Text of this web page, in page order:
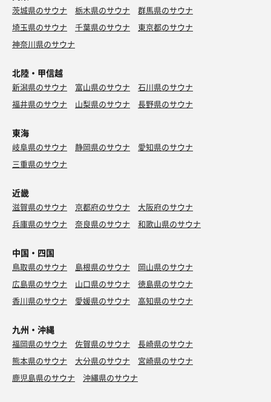
茨城県のサウナ 栃木県のサウナ
群馬県のサウナ
埼玉県のサウナ
千葉県のサウナ
東京都のサウナ
神奈川県のサウナ
北陸・甲信越
新潟県のサウナ 富山県のサウナ
石川県のサウナ
福井県のサウナ
山梨県のサウナ 長野県のサウナ
東海
岐阜県のサウナ 静岡県のサウナ
愛知県のサウナ
三重県のサウナ
近畿
滋賀県のサウナ 京都府のサウナ
大阪府のサウナ
兵庫県のサウナ
奈良県のサウナ 和歌山県のサウナ
中国・四国
鳥取県のサウナ 島根県のサウナ
岡山県のサウナ
広島県のサウナ
山口県のサウナ
徳島県のサウナ
香川県のサウナ
愛媛県のサウナ 高知県のサウナ
九州・沖縄
福岡県のサウナ 佐賀県のサウナ
長崎県のサウナ
熊本県のサウナ
大分県のサウナ
宮崎県のサウナ
鹿児島県のサウナ
沖縄県のサウナ